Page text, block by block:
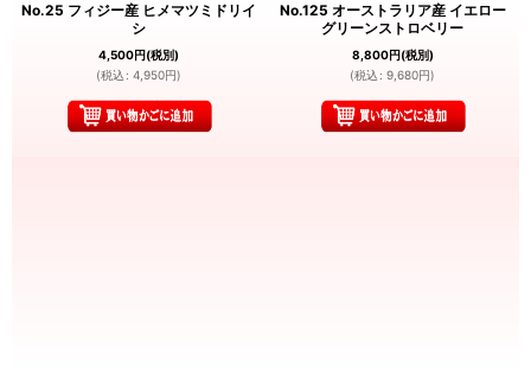
No.25 フィジー産 ヒメマツミドリイ
シ
4,500円(税別)
(税込 : 4,950円)
No.125 オーストラリア産 イエロー
グリーンストロベリー
8,800円(税別)
(税込 : 9,680円)